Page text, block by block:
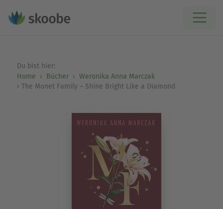
Du bist hier:
Home
Bücher
Weronika Anna Marczak
The Monet Family – Shine Bright Like a Diamond